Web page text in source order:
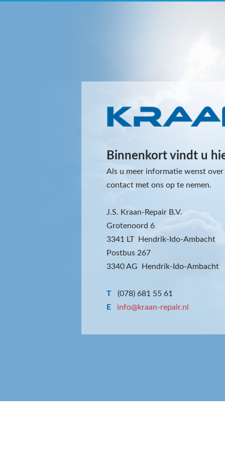
Binnenkort vindt u
Als u meer informatie wenst
contact met ons op te nemen.
J.S. Kraan-Repair B.V.
Grotenoord 6
3341 LT Hendrik-Ido-Ambacht
Postbus 267
3340 AG Hendrik-Ido-Ambacht
T
(078) 681 55 61
E
info@kraan-repair.nl